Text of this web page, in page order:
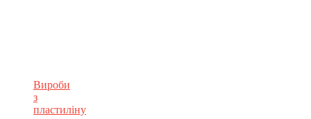
Вироби
з
пластиліну